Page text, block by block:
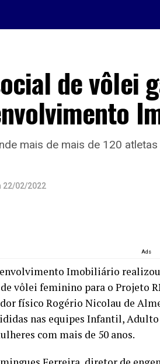
de vôlei
mais de mais de 120
22/02/2022
Ads
Imobiliário realizou
vôlei feminino para o Projeto
físico Rogério Nicolau de
nas equipes Infantil,
com mais de 50 anos.